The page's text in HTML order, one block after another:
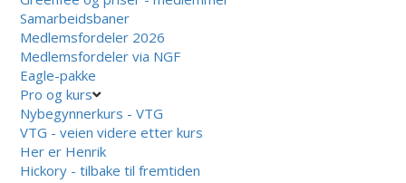
Samarbeidsbaner
Medlemsfordeler 2026
Medlemsfordeler via NGF
Eagle-pakke
Pro og kurs
Nybegynnerkurs - VTG
VTG - veien videre etter kurs
Her er Henrik
Hickory - tilbake til fremtiden